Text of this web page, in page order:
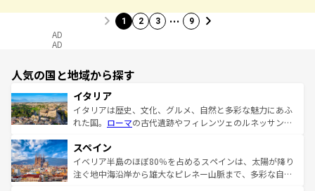
1 2 3 … 9
AD
AD
人気の国と地域から探す
イタリア
イタリアは歴史、文化、グルメ、自然と多彩な魅力にあふ
れた国。 ローマの古代遺跡やフィレンツェのルネッサンス
ろん、トスカーナの美しい田園風景やアマルフィ海岸の絶
景など、自然景観も見逃せない。観光の合間には、本場の
ピザやパスタなど、絶品のイタリア料理を堪能することも
スペイン
イベリア半島のほぼ80％を占めるスペインは、太陽が降り
注ぐ地中海沿岸から雄大なピレネー山脈まで、多彩な自然